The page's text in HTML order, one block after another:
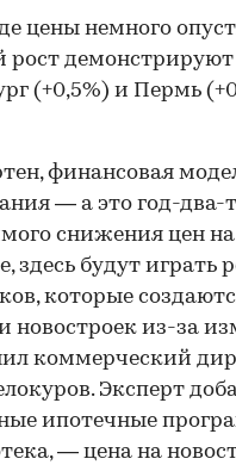
цены немного
рост демонстрируют
(+0,5%) и Пермь
финансовая
— а это год-два-
снижения цен
здесь будут играть
которые
новостроек из-за
коммерческий
Эксперт
ипотечные
— цена на